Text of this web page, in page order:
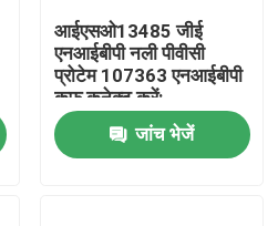
आईएसओ13485 जीई
एनआईबीपी नली पीवीसी
प्रोटेम 107363 एनआईबीपी
कफ कनेक्ट करें:
जांच भेजें